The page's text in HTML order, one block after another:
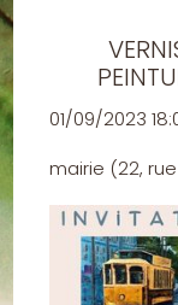
01/09/2023
mairie (22,